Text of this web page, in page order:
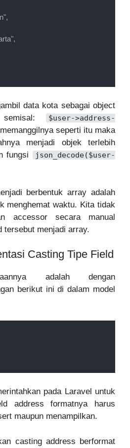
data kota sebagai object
semisal:
$user->address-
seperti itu maka
menjadi objek terlebih
fungsi
json_decode($user-
berbentuk array adalah
menghemat waktu. Kita tidak
accessor secara manual
tersebut menjadi array.
Casting Tipe Field
adalah dengan
berikut ini di dalam model
pada Laravel untuk
address formatnya harus
maupun menampilkan.
casting address berformat